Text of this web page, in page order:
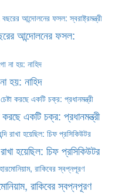
আন্দোলনের ফসল:
হয়: নাহিদ
করছে একটি চক্র: প্রধানমন্ত্রী
হয়েছিল: চিফ প্রসিকিউটর
রাকিবের স্বপ্নপূরণ